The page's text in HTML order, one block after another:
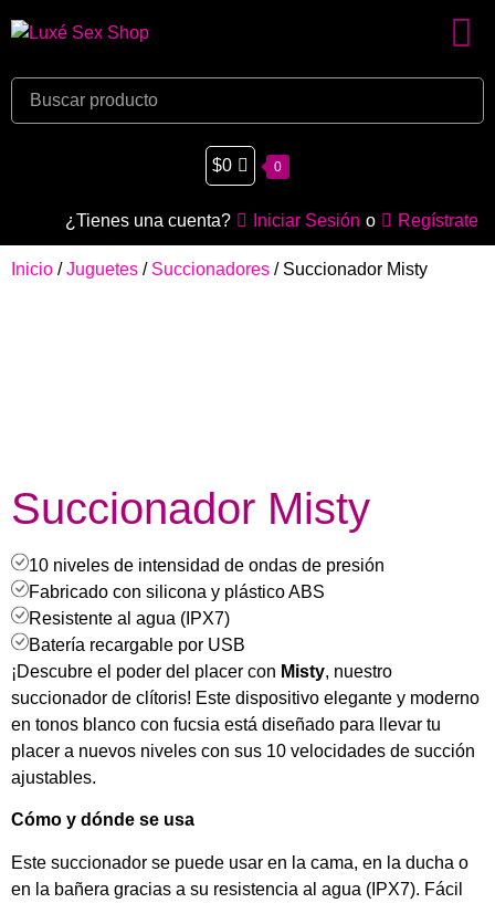
$0 0
¿Tienes una cuenta? Iniciar Sesión o Regístrate
Inicio /Juguetes / Succionadores / Succionador Misty
Succionador Misty
10 niveles de intensidad de ondas de presión
Fabricado con silicona y plástico ABS
Resistente al agua (IPX7)
Batería recargable por USB
¡Descubre el poder del placer con Misty, nuestro
succionador de clítoris! Este dispositivo elegante y moderno
en tonos blanco con fucsia está diseñado para llevar tu
placer a nuevos niveles con sus 10 velocidades de succión
ajustables.
Cómo y dónde se usa
Este succionador se puede usar en la cama, en la ducha o
en la bañera gracias a su resistencia al agua (IPX7). Fácil